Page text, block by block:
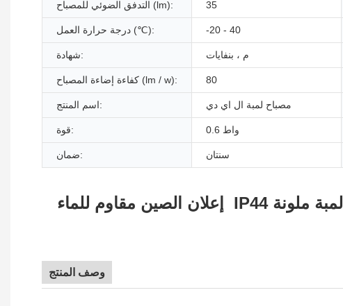
التدفق الضوئي للمصباح (lm): 35
درجة حرارة العمل (℃): -20 - 40
شهادة: م ، بنفايات
كفاءة إضاءة المصباح (lm / w): 80
اسم المنتج: مصباح لمبة ال اي دي
قوة: 0.6 واط
ضمان: سنتان
إعلان الصين مقاوم للماء IP44 لمبة ملونة B22 G45 Led كرة أرضية مصباح المصباح الكهربائي لحفلة العطلات الخارجية
وصف المنتج